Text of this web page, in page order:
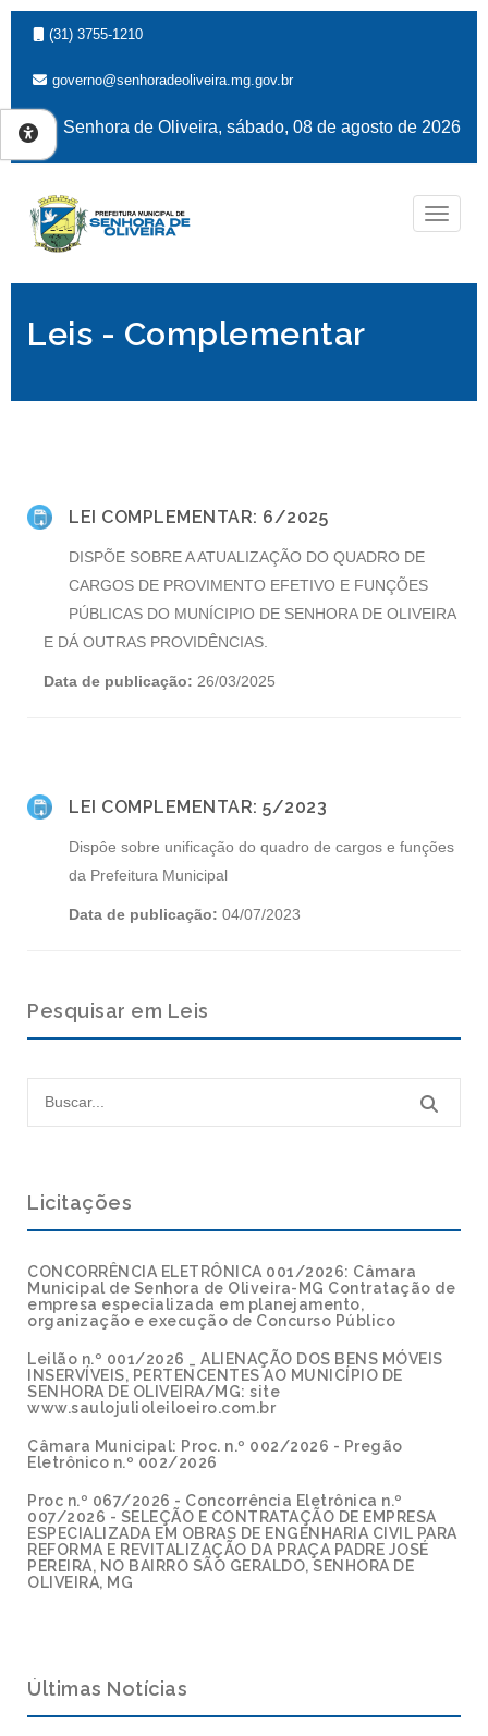
(31) 3755-1210
governo@senhoradeoliveira.mg.gov.br
Senhora de Oliveira, sábado, 08 de agosto de 2026
Leis - Complementar
LEI COMPLEMENTAR: 6/2025
DISPÕE SOBRE A ATUALIZAÇÃO DO QUADRO DE
CARGOS DE PROVIMENTO EFETIVO E FUNÇÕES
PÚBLICAS DO MUNÍCIPIO DE SENHORA DE OLIVEIRA
E DÁ OUTRAS PROVIDÊNCIAS.
Data de publicação: 26/03/2025
LEI COMPLEMENTAR: 5/2023
Dispôe sobre unificação do quadro de cargos e funções
da Prefeitura Municipal
Data de publicação: 04/07/2023
Pesquisar em Leis
Licitações
CONCORRÊNCIA ELETRÔNICA 001/2026: Câmara
Municipal de Senhora de Oliveira-MG Contratação de
empresa especializada em planejamento,
organização e execução de Concurso Público
Leilão n.º 001/2026 _ ALIENAÇÃO DOS BENS MÓVEIS
INSERVÍVEIS, PERTENCENTES AO MUNICÍPIO DE
SENHORA DE OLIVEIRA/MG: site
www.saulojulioleiloeiro.com.br
Câmara Municipal: Proc. n.º 002/2026 - Pregão
Eletrônico n.º 002/2026
Proc n.º 067/2026 - Concorrência Eletrônica n.º
007/2026 - SELEÇÃO E CONTRATAÇÃO DE EMPRESA
ESPECIALIZADA EM OBRAS DE ENGENHARIA CIVIL PARA
REFORMA E REVITALIZAÇÃO DA PRAÇA PADRE JOSÉ
PEREIRA, NO BAIRRO SÃO GERALDO, SENHORA DE
OLIVEIRA, MG
Últimas Notícias